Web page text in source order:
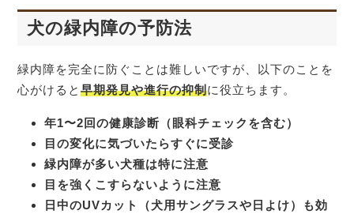
犬の緑内障の予防法
緑内障を完全に防ぐことは難しいですが、以下のことを
心がけると早期発見や進行の抑制に役立ちます。
年1〜2回の健康診断（眼科チェックを含む）
目の変化に気づいたらすぐに受診
緑内障が多い犬種は特に注意
目を強くこすらないように注意
日中のUVカット（犬用サングラスや日よけ）も効